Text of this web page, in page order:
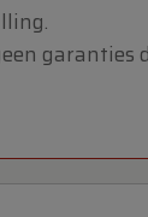
garanties